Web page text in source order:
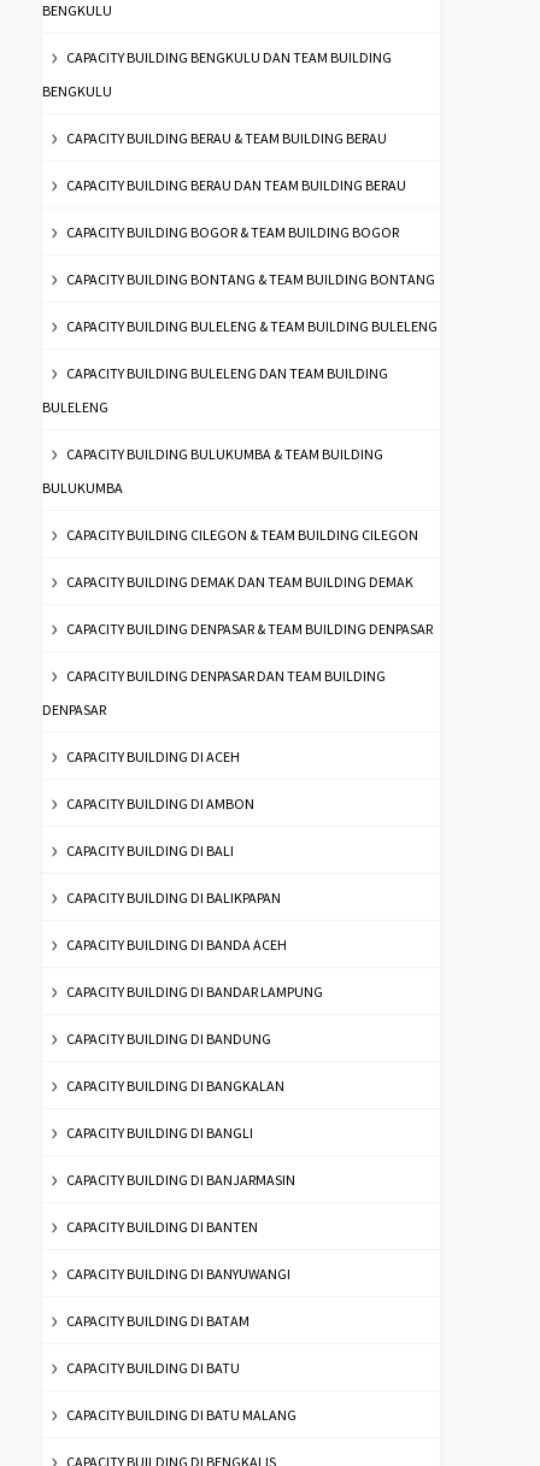
BENGKULU
CAPACITY BUILDING BENGKULU DAN TEAM BUILDING
BENGKULU
CAPACITY BUILDING BERAU & TEAM BUILDING BERAU
CAPACITY BUILDING BERAU DAN TEAM BUILDING BERAU
CAPACITY BUILDING BOGOR & TEAM BUILDING BOGOR
CAPACITY BUILDING BONTANG & TEAM BUILDING BONTANG
CAPACITY BUILDING BULELENG & TEAM BUILDING BULELENG
CAPACITY BUILDING BULELENG DAN TEAM BUILDING
BULELENG
CAPACITY BUILDING BULUKUMBA & TEAM BUILDING
BULUKUMBA
CAPACITY BUILDING CILEGON & TEAM BUILDING CILEGON
CAPACITY BUILDING DEMAK DAN TEAM BUILDING DEMAK
CAPACITY BUILDING DENPASAR & TEAM BUILDING DENPASAR
CAPACITY BUILDING DENPASAR DAN TEAM BUILDING
DENPASAR
CAPACITY BUILDING DI ACEH
CAPACITY BUILDING DI AMBON
CAPACITY BUILDING DI BALI
CAPACITY BUILDING DI BALIKPAPAN
CAPACITY BUILDING DI BANDA ACEH
CAPACITY BUILDING DI BANDAR LAMPUNG
CAPACITY BUILDING DI BANDUNG
CAPACITY BUILDING DI BANGKALAN
CAPACITY BUILDING DI BANGLI
CAPACITY BUILDING DI BANJARMASIN
CAPACITY BUILDING DI BANTEN
CAPACITY BUILDING DI BANYUWANGI
CAPACITY BUILDING DI BATAM
CAPACITY BUILDING DI BATU
CAPACITY BUILDING DI BATU MALANG
CAPACITY BUILDING DI BENGKALIS